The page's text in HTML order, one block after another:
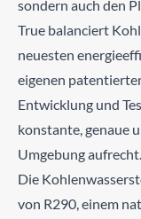
sondern auch den
True balanciert
neuesten
eigenen
Entwicklung und
konstante, genaue
Umgebung aufrecht.
Die
von R290, einem